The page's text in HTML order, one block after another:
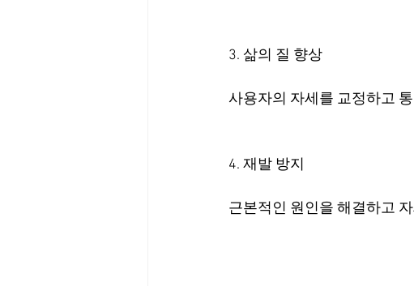
3. 삶의 질 향상
사용자의 자세를 교정하고
4. 재발 방지
근본적인 원인을 해결하고